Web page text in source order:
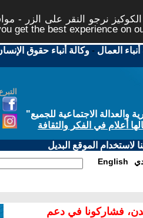
نرجو النقر على الزر -
get the best experience on
العمال -وكالة أنباء حقوق
الاجتماعية للجميع"
أعلام في الفكر والثقافة
لاستخدام الموقع البديل
English
فشاركونا في دعم